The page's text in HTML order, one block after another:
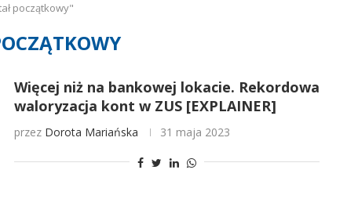
początkowy"
Więcej niż na bankowej lokacie. Rekordowa
waloryzacja kont w ZUS [EXPLAINER]
przez Dorota Mariańska 31 maja 2023